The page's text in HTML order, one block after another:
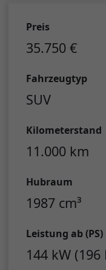
Preis
35.750 €
Fahrzeugtyp
SUV
Kilometerstand
11.000 km
Hubraum
1987 cm³
Leistung ab (PS)
144 kW (196